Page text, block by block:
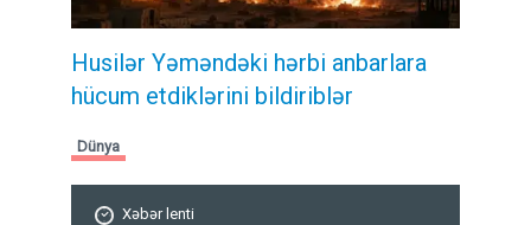
Husilər Yəməndəki hərbi anbarlara
hücum etdiklərini bildiriblər
Dünya
Xəbər lenti